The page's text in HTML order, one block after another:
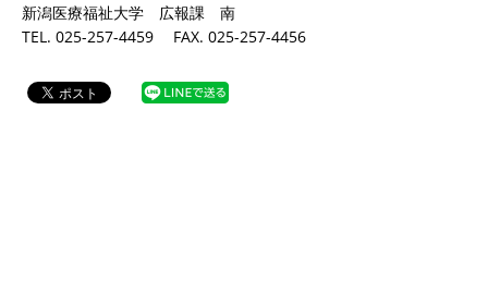
新潟医療福祉大学 広報課 南
TEL. 025-257-4459 FAX. 025-257-4456